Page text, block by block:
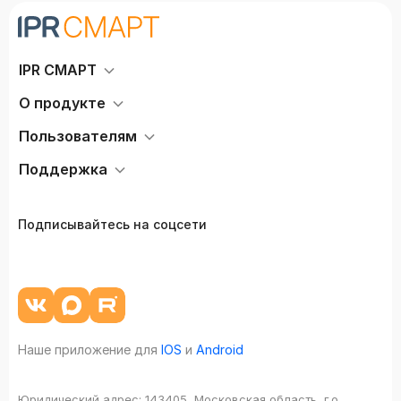
IPR СМАРТ
О продукте
Пользователям
Поддержка
Подписывайтесь на соцсети
Наше приложение для IOS и Android